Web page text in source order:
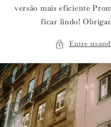
versão mais eficiente
ficar lindo!
Entre